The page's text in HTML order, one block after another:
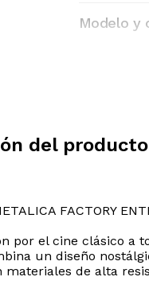
Modelo y
del producto
FACTORY
por el cine clásico a
un diseño
materiales de alta